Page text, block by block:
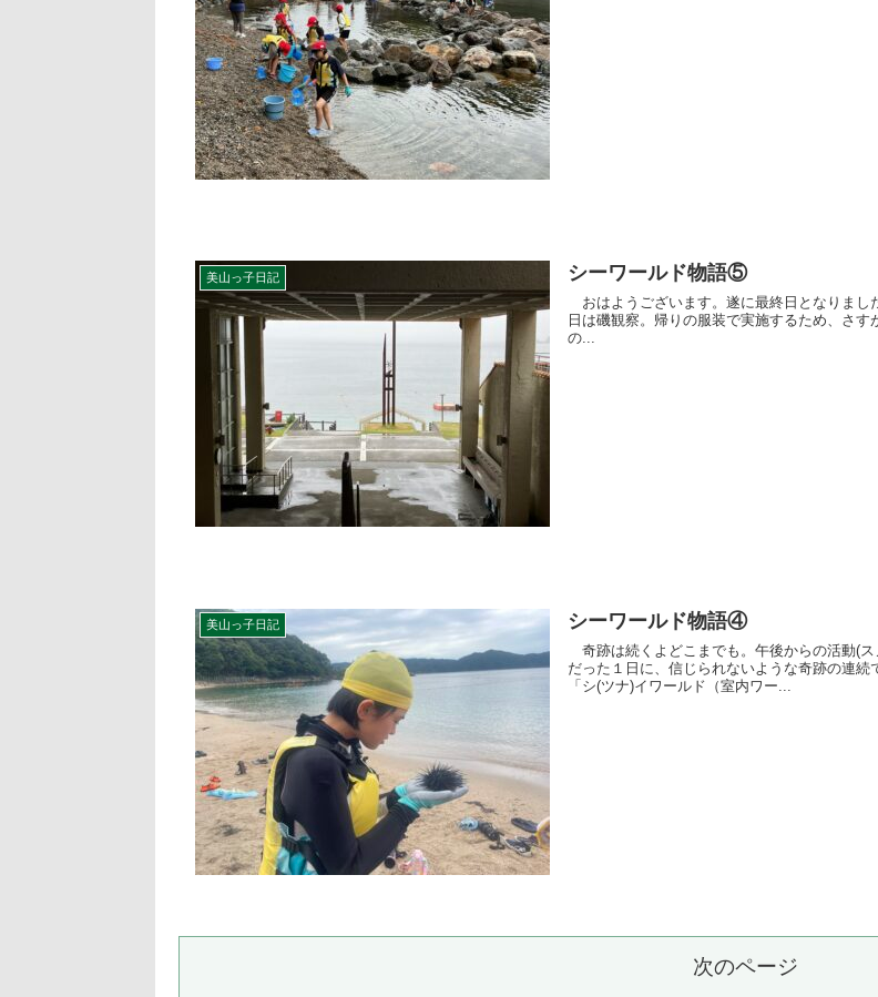
美山っ子日記 シーワールド物語⑤
おはようございます。遂に最終日となりま
日は磯観察。帰りの服装で実施するため、さ
の...
美山っ子日記 シーワールド物語④
奇跡は続くよどこまでも。午後からの活動(
だった１日に、信じられないような奇跡の連
「シ(ツナ)イワールド（室内ワー...
次のページ